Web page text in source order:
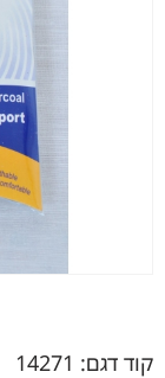
קוד דגם: 14271